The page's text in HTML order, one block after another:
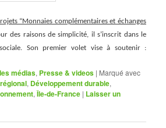
“Monnaies complémentaires et échanges
des raisons de simplicité, il s’inscrit dans le
Son premier volet vise à soutenir :
médias, Presse & videos | Marqué avec
, Développement durable,
,Île-de-France | Laisser un